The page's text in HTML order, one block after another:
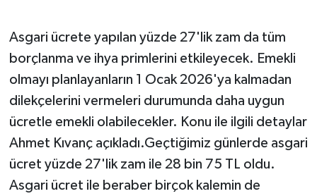
Asgari ücrete yapılan yüzde 27'lik zam da tüm
borçlanma ve ihya primlerini etkileyecek. Emekli
olmayı planlayanların 1 Ocak 2026'ya kalmadan
dilekçelerini vermeleri durumunda daha uygun
ücretle emekli olabilecekler. Konu ile ilgili detaylar
Ahmet Kıvanç açıkladı.Geçtiğimiz günlerde asgari
ücret yüzde 27'lik zam ile 28 bin 75 TL oldu.
Asgari ücret ile beraber birçok kalemin de